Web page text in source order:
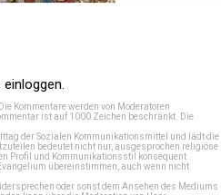
Die Kommentare werden von Moderatoren
ist auf 1000 Zeichen beschränkt. Die
der Sozialen Kommunikationsmittel und lädt die
bedeutet nicht nur, ausgesprochen religiöse
Profil und Kommunikationsstil konsequent
übereinstimmen, auch wenn nicht
oder sonst dem Ansehen des Mediums